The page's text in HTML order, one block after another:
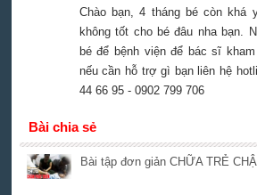
Chào bạn, 4 tháng bé còn khá
không tốt cho bé đâu nha bạn.
bé để bệnh viện để bác sĩ
nếu cần hỗ trợ gì bạn liên hệ
44 66 95 - 0902 799 706
Bài chia sẻ
Bài tập đơn giản CHỮA TRẺ